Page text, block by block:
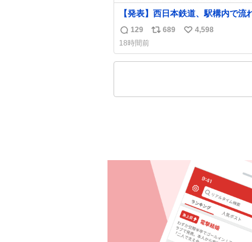
【発表】西日本鉄道、駅構内で流
音声”に声明「被害届も検討」
news.livedoor.com/article/detail… 4日に
鉄福岡（天神）駅および薬院駅で
構内放送事案について声明を公表
返
信
数
129
リ
ス
689
い
ね
4,598
18時間前